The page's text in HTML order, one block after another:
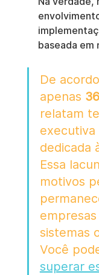
baseada em
De
apenas
relatam
executiva
dedicada
Essa
motivos
sistemas
Você
superar